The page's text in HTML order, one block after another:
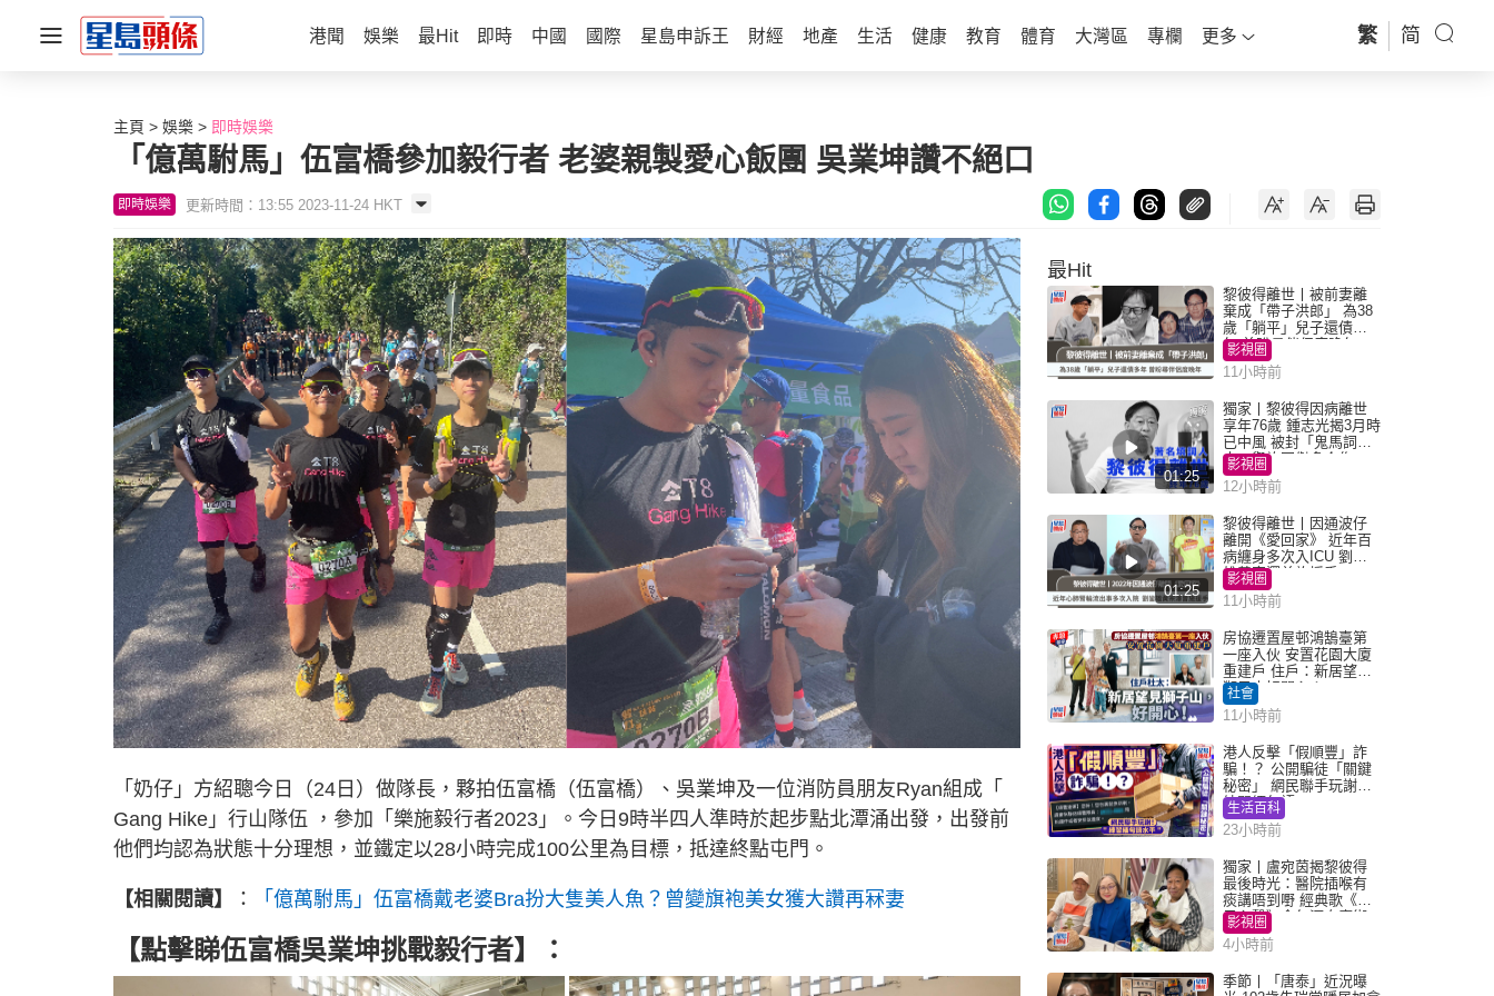
港聞 娛樂 最Hit 即時 中國 國際 星島申訴王 財經 地產 生活 健康 教育 體育 大灣區 專欄 更多 繁 简
主頁 娛樂 即時娛樂
「億萬駙馬」伍富橋參加毅行者 老婆親製愛心飯團 吳業坤讚不絕口
即時娛樂 更新時間：13:55 2023-11-24 HKT
「奶仔」方紹聰今日（24日）做隊長，夥拍伍富橋（伍富橋）、吳業坤及一位消防員朋友Ryan組成「
Gang Hike」行山隊伍 ，參加「樂施毅行者2023」。今日9時半四人準時於起步點北潭涌出發，出發前
他們均認為狀態十分理想，並鐵定以28小時完成100公里為目標，抵達終點屯門。
【相關閱讀】 ： 「億萬駙馬」伍富橋戴老婆Bra扮大隻美人魚？曾變旗袍美女獲大讚再冧妻
【點擊睇伍富橋吳業坤挑戰毅行者】：
最Hit
黎彼得離世丨被前妻離
棄成「帶子洪郎」 為38
歲「躺平」兒子還債多
年 曾盼尋伴侶度晚年
影視圈
11小時前
01:25
獨家丨黎彼得因病離世
享年76歲 鍾志光揭3月時
已中風 被封「鬼馬詞
人」與許冠傑多合作
影視圈
12小時前
01:25
黎彼得離世丨因通波仔
離開《愛回家》 近年百
病纏身多次入ICU 劉鑾
雄黃宗澤曾施援手
影視圈
11小時前
房協遷置屋邨鴻鵠臺第
一座入伙 安置花園大廈
重建戶 住戶：新居望見
獅子山好開心！
社會
11小時前
港人反擊「假順豐」詐
騙！？ 公開騙徒「關鍵
秘密」 網民聯手玩謝：
練習緬甸語
生活百科
23小時前
獨家丨盧宛茵揭黎彼得
最後時光：醫院插喉有
痰講唔到嘢 經典歌《浪
子心聲》金句源自廟街
睇相佬
影視圈
4小時前
季節丨「唐泰」近況曝